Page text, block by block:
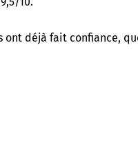
ont déjà fait confiance,